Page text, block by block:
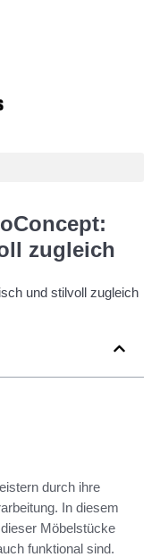
zugleich
durch ihre
In diesem
Möbelstücke
funktional sind.